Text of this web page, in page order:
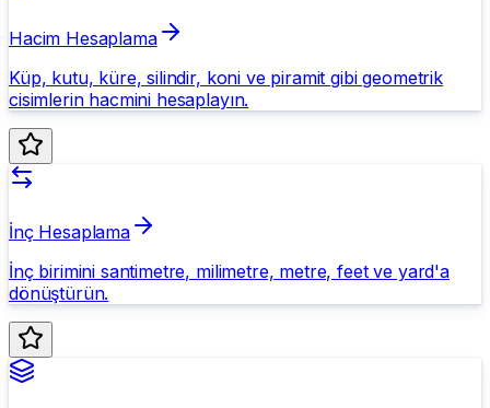
Hacim Hesaplama
Küp, kutu, küre, silindir, koni ve piramit gibi geometrik
cisimlerin hacmini hesaplayın.
İnç Hesaplama
İnç birimini santimetre, milimetre, metre, feet ve yard'a
dönüştürün.